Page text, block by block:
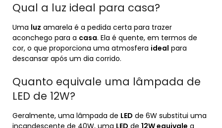
Qual a luz ideal para casa?
Uma luz amarela é a pedida certa para trazer
aconchego para a casa. Ela é quente, em termos de
cor, o que proporciona uma atmosfera ideal para
descansar após um dia corrido.
Quanto equivale uma lâmpada de
LED de 12W?
Geralmente, uma lâmpada de LED de 6W substitui uma
incandescente de 40W, uma LED de 12W equivale a